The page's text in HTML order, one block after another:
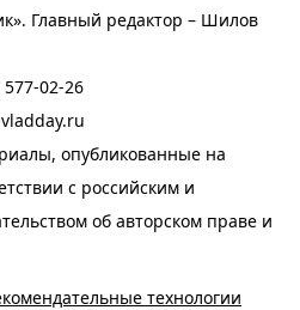
Главный редактор – Шилов
577-02-26
опубликованные на
с российским и
об авторском праве и
технологии